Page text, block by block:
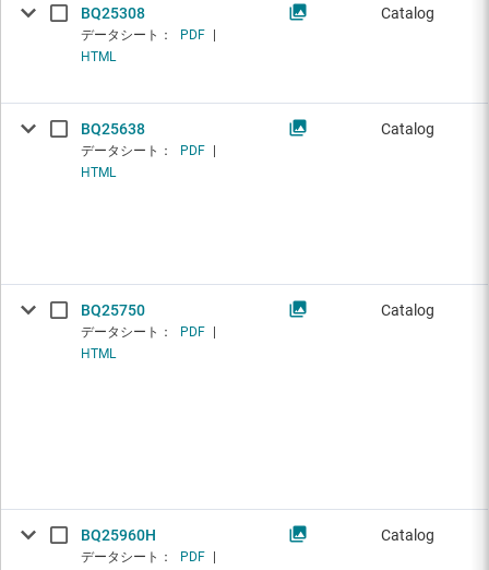
BQ25308
データシート： PDF
HTML
Catalog
BQ25638
データシート： PDF
HTML
Catalog
BQ25750
データシート： PDF
HTML
Catalog
BQ25960H
データシート： PDF
Catalog